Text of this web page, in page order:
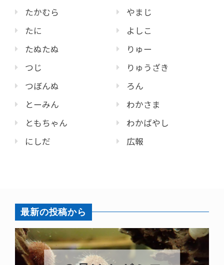
たかむら
たに
たぬたぬ
つじ
つぼんぬ
とーみん
ともちゃん
にしだ
やまじ
よしこ
りゅー
りゅうざき
ろん
わかさま
わかばやし
広報
最新の投稿から